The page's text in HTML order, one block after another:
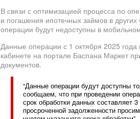
В связи с оптимизацией процесса по
и погашения ипотечных займов в
операции будут недоступны в
Данные операции с 1 октября 2025
кабинете на портале Баспана Маркет
документов.
“Данные операции будут доступны
сообщаем, что при проведении
срок обработки данных составляет
просроченной задолженности